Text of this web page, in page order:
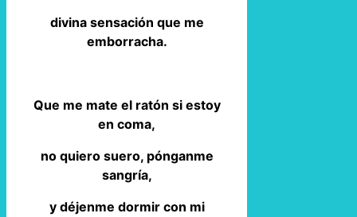
divina sensación que me
emborracha.
Que me mate el ratón si estoy
en coma,
no quiero suero, pónganme
sangría,
y déjenme dormir con mi